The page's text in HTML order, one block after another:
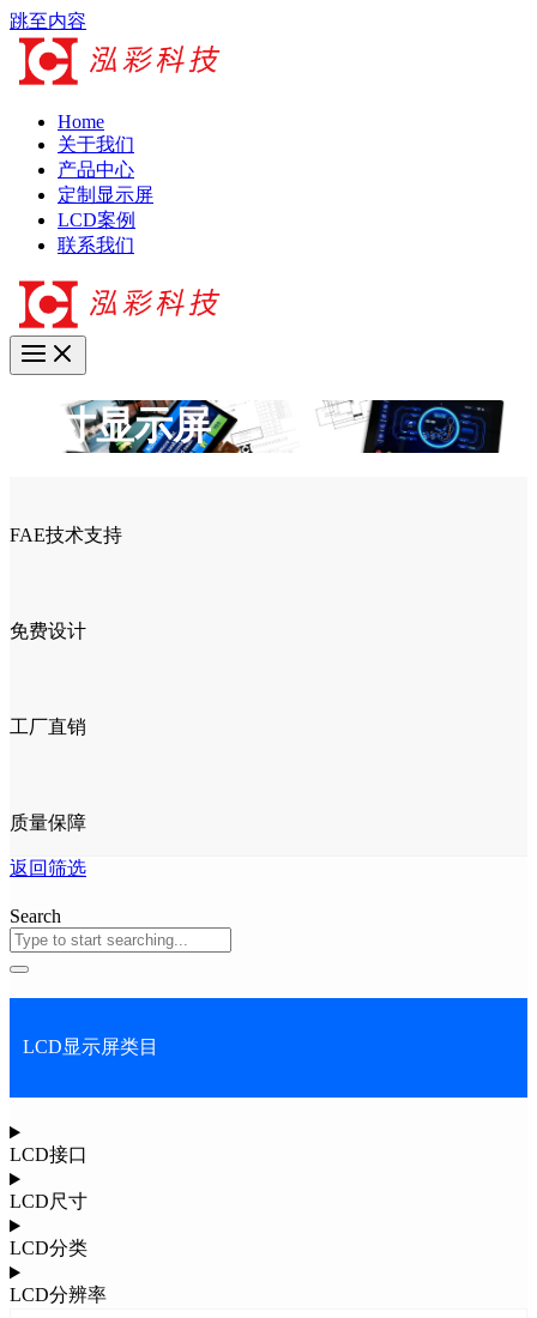
跳至内容
Home
关于我们
产品中心
定制显示屏
LCD案例
联系我们
4.5寸显示屏
FAE技术支持
免费设计
工厂直销
质量保障
返回筛选
Search
LCD显示屏类目
LCD接口
LCD尺寸
LCD分类
LCD分辨率